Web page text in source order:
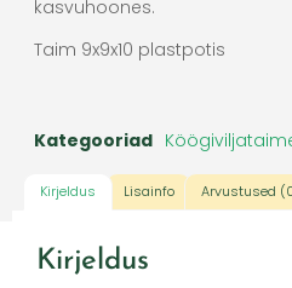
kasvuhoones.
Taim 9x9x10 plastpotis
Kategooriad
Kirjeldus Lisainfo Arvustused
Kirjeldus